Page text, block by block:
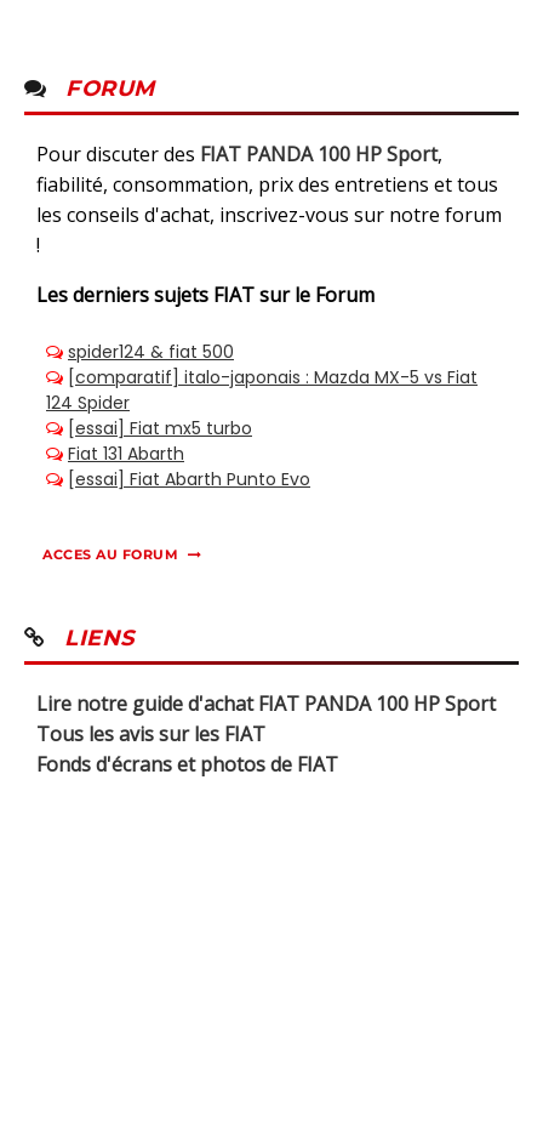
FORUM
Pour discuter des FIAT PANDA 100 HP Sport,
fiabilité, consommation, prix des entretiens et tous
les conseils d'achat, inscrivez-vous sur notre forum
!
Les derniers sujets FIAT sur le Forum
ACCES AU FORUM
LIENS
Lire notre guide d'achat FIAT PANDA 100 HP Sport
Tous les avis sur les FIAT
Fonds d'écrans et photos de FIAT